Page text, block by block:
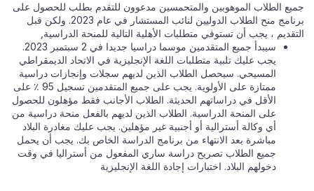
الطلاب الموهوبين والمتحمسين مدعوون للتقدم بطلب للحصول على
برنامج منح الطلاب الدوليين لنائب المستشار في عام 2023. ولكن قبل
، يجب أن تستوفي متطلبات الأهلية التالية للمنحة الدراسية,
سيبدأ جميع المتقدمين موسما دراسيا جديدا في 2 سبتمبر 2023.
يجب عليك تلبية متطلبات اللغة الإنجليزية في الاتحاد الديمقراطي
المسيحي. سيحصل الطلاب الذين لديهم سجلات وإنجازات دراسية
ممتازة على الأولوية. يجب على جميع المتقدمين تسجيل 95 ٪ على
الأقل في دراساتهم الحديثة. الطلاب الأجانب فقط مؤهلون للحصول
على المنحة الدراسية. الطلاب الذين لديهم بالفعل منحة دراسية من
أي وكالة أسترالية أو أجنبية غير مؤهلين. يجب عليك مغادرة البلاد
مباشرة بعد الانتهاء من برنامج الدراسة الخاص بك. يجب أن يحمل
جميع الطلاب تصريح دراسة ساري المفعول من أستراليا في وقت
دخولهم البلاد. اختبارات إجادة اللغة الإنجليزية